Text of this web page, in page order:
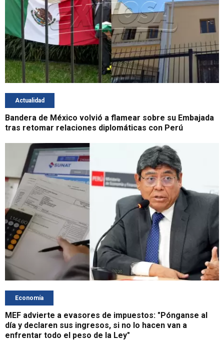
Actualidad
Bandera de México volvió a flamear sobre su Embajada
tras retomar relaciones diplomáticas con Perú
Economía
MEF advierte a evasores de impuestos: "Pónganse al
día y declaren sus ingresos, si no lo hacen van a
enfrentar todo el peso de la Ley"